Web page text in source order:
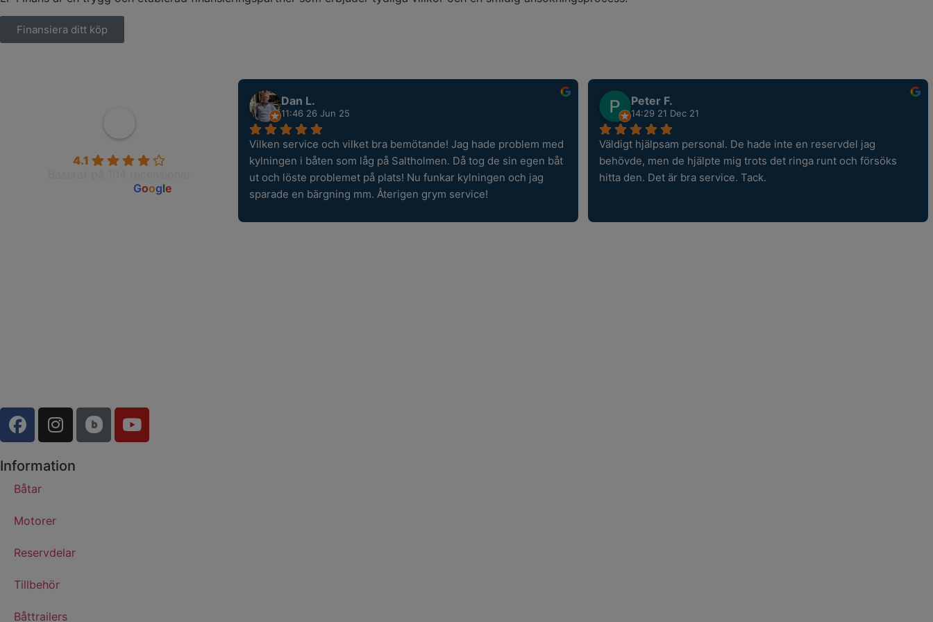
Finansiera ditt köp
4.1
Google
Dan L.
11:46 26 Jun 25
Vilken service och vilket bra bemötande! Jag hade problem med
kylningen i båten som låg på Saltholmen. Då tog de sin egen båt
ut och löste problemet på plats! Nu funkar kylningen och jag
sparade en bärgning mm. Återigen grym service!
Peter F.
14:29 21 Dec 21
Väldigt hjälpsam personal. De hade inte en reservdel jag
behövde, men de hjälpte mig trots det ringa runt och försöks
hitta den. Det är bra service. Tack.
Information
Båtar
Motorer
Reservdelar
Tillbehör
Båttrailers